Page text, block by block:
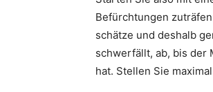
Befürchtungen
schätze und deshalb
schwerfällt, ab, bis der
hat. Stellen Sie